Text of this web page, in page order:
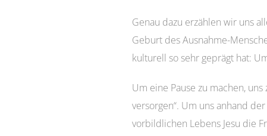
Genau dazu erzählen wir uns
Geburt des Ausnahme-
kulturell so sehr geprägt hat:
Um eine Pause zu machen,
versorgen“. Um uns anhand
vorbildlichen Lebens Jesu die